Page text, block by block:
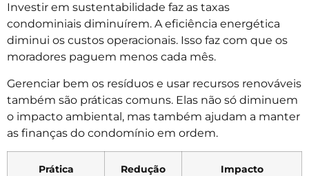
Investir em sustentabilidade faz as taxas
condominiais diminuírem. A eficiência energética
diminui os custos operacionais. Isso faz com que os
moradores paguem menos cada mês.
Gerenciar bem os resíduos e usar recursos renováveis
também são práticas comuns. Elas não só diminuem
o impacto ambiental, mas também ajudam a manter
as finanças do condomínio em ordem.
Prática
Redução
Impacto